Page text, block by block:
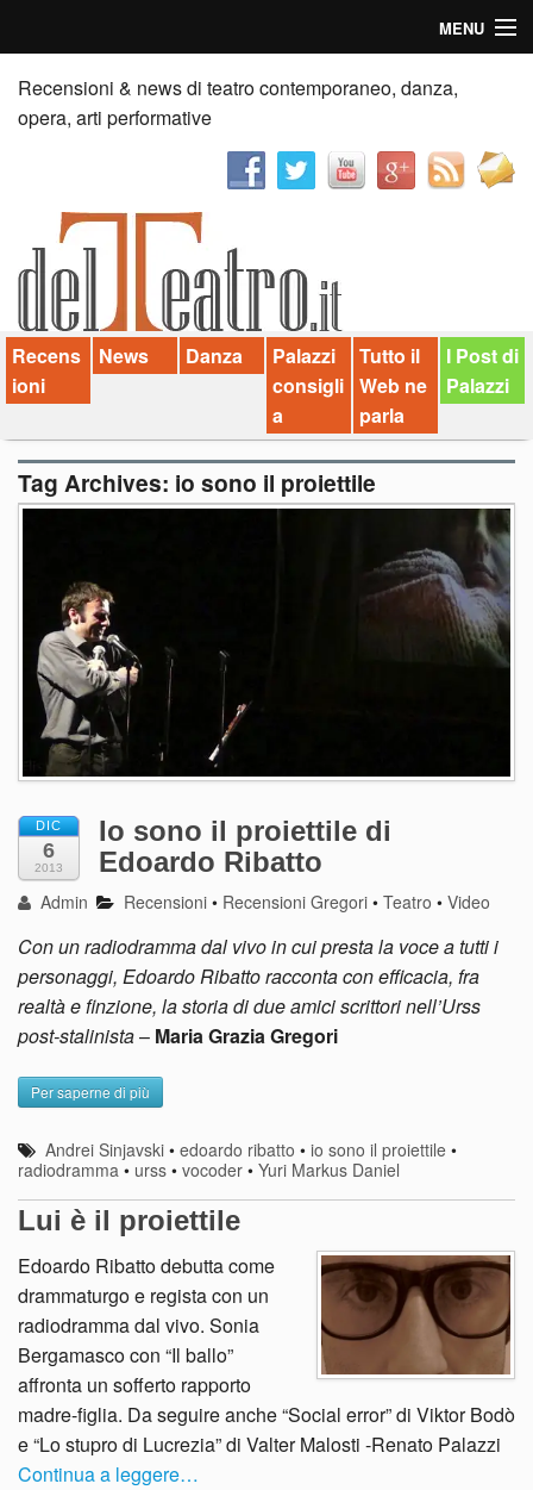
MENU
Home
Recensioni
News
Palazzi consiglia
Video
Chi siamo
Contatti
Recensioni & news di teatro contemporaneo, danza,
opera, arti performative
Recens
ioni
News Danza
Palazzi
consigli
a
Tutto il
Web ne
parla
I Post di
Palazzi
Tag Archives: io sono il proiettile
DIC
6
2013
Io sono il proiettile di
Edoardo Ribatto
Admin Recensioni • Recensioni Gregori •Teatro •Video
Con un radiodramma dal vivo in cui presta la voce a tutti i
personaggi, Edoardo Ribatto racconta con efficacia, fra
realtà e finzione, la storia di due amici scrittori nell’Urss
post-stalinista– Maria Grazia Gregori
Per saperne di più
Andrei Sinjavski •edoardo ribatto •io sono il proiettile •
radiodramma • urss • vocoder • Yuri Markus Daniel
Lui è il proiettile
Edoardo Ribatto debutta come
drammaturgo e regista con un
radiodramma dal vivo. Sonia
Bergamasco con “Il ballo”
affronta un sofferto rapporto
madre-figlia. Da seguire anche “Social error” di Viktor Bodò
e “Lo stupro di Lucrezia” di Valter Malosti -Renato Palazzi
Continua a leggere…